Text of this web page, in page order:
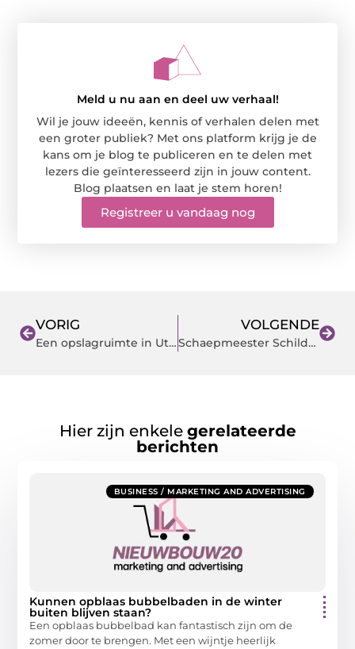
Meld u nu aan en deel uw verhaal!
Wil je jouw ideeën, kennis of verhalen delen met
een groter publiek? Met ons platform krijg je de
kans om je blog te publiceren en te delen met
lezers die geïnteresseerd zijn in jouw content.
Blog plaatsen en laat je stem horen!
Registreer u vandaag nog
VORIG
Een opslagruimte in Utrecht huren!
VOLGENDE
Schaepmeester Schilderwerken, uw schilder in Beuningen
Hier zijn enkele gerelateerde
berichten
BUSINESS / MARKETING AND ADVERTISING
Kunnen opblaas bubbelbaden in de winter
buiten blijven staan?
Een opblaas bubbelbad kan fantastisch zijn om de
zomer door te brengen. Met een wijntje heerlijk